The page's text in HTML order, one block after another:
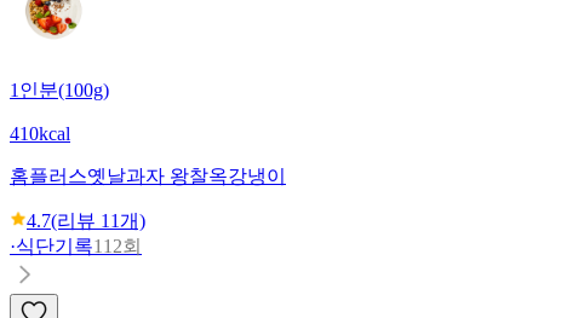
1인분(100g)
410kcal
홈플러스옛날과자 왕찰옥강냉이
4.7(리뷰 11개)
·식단기록112회